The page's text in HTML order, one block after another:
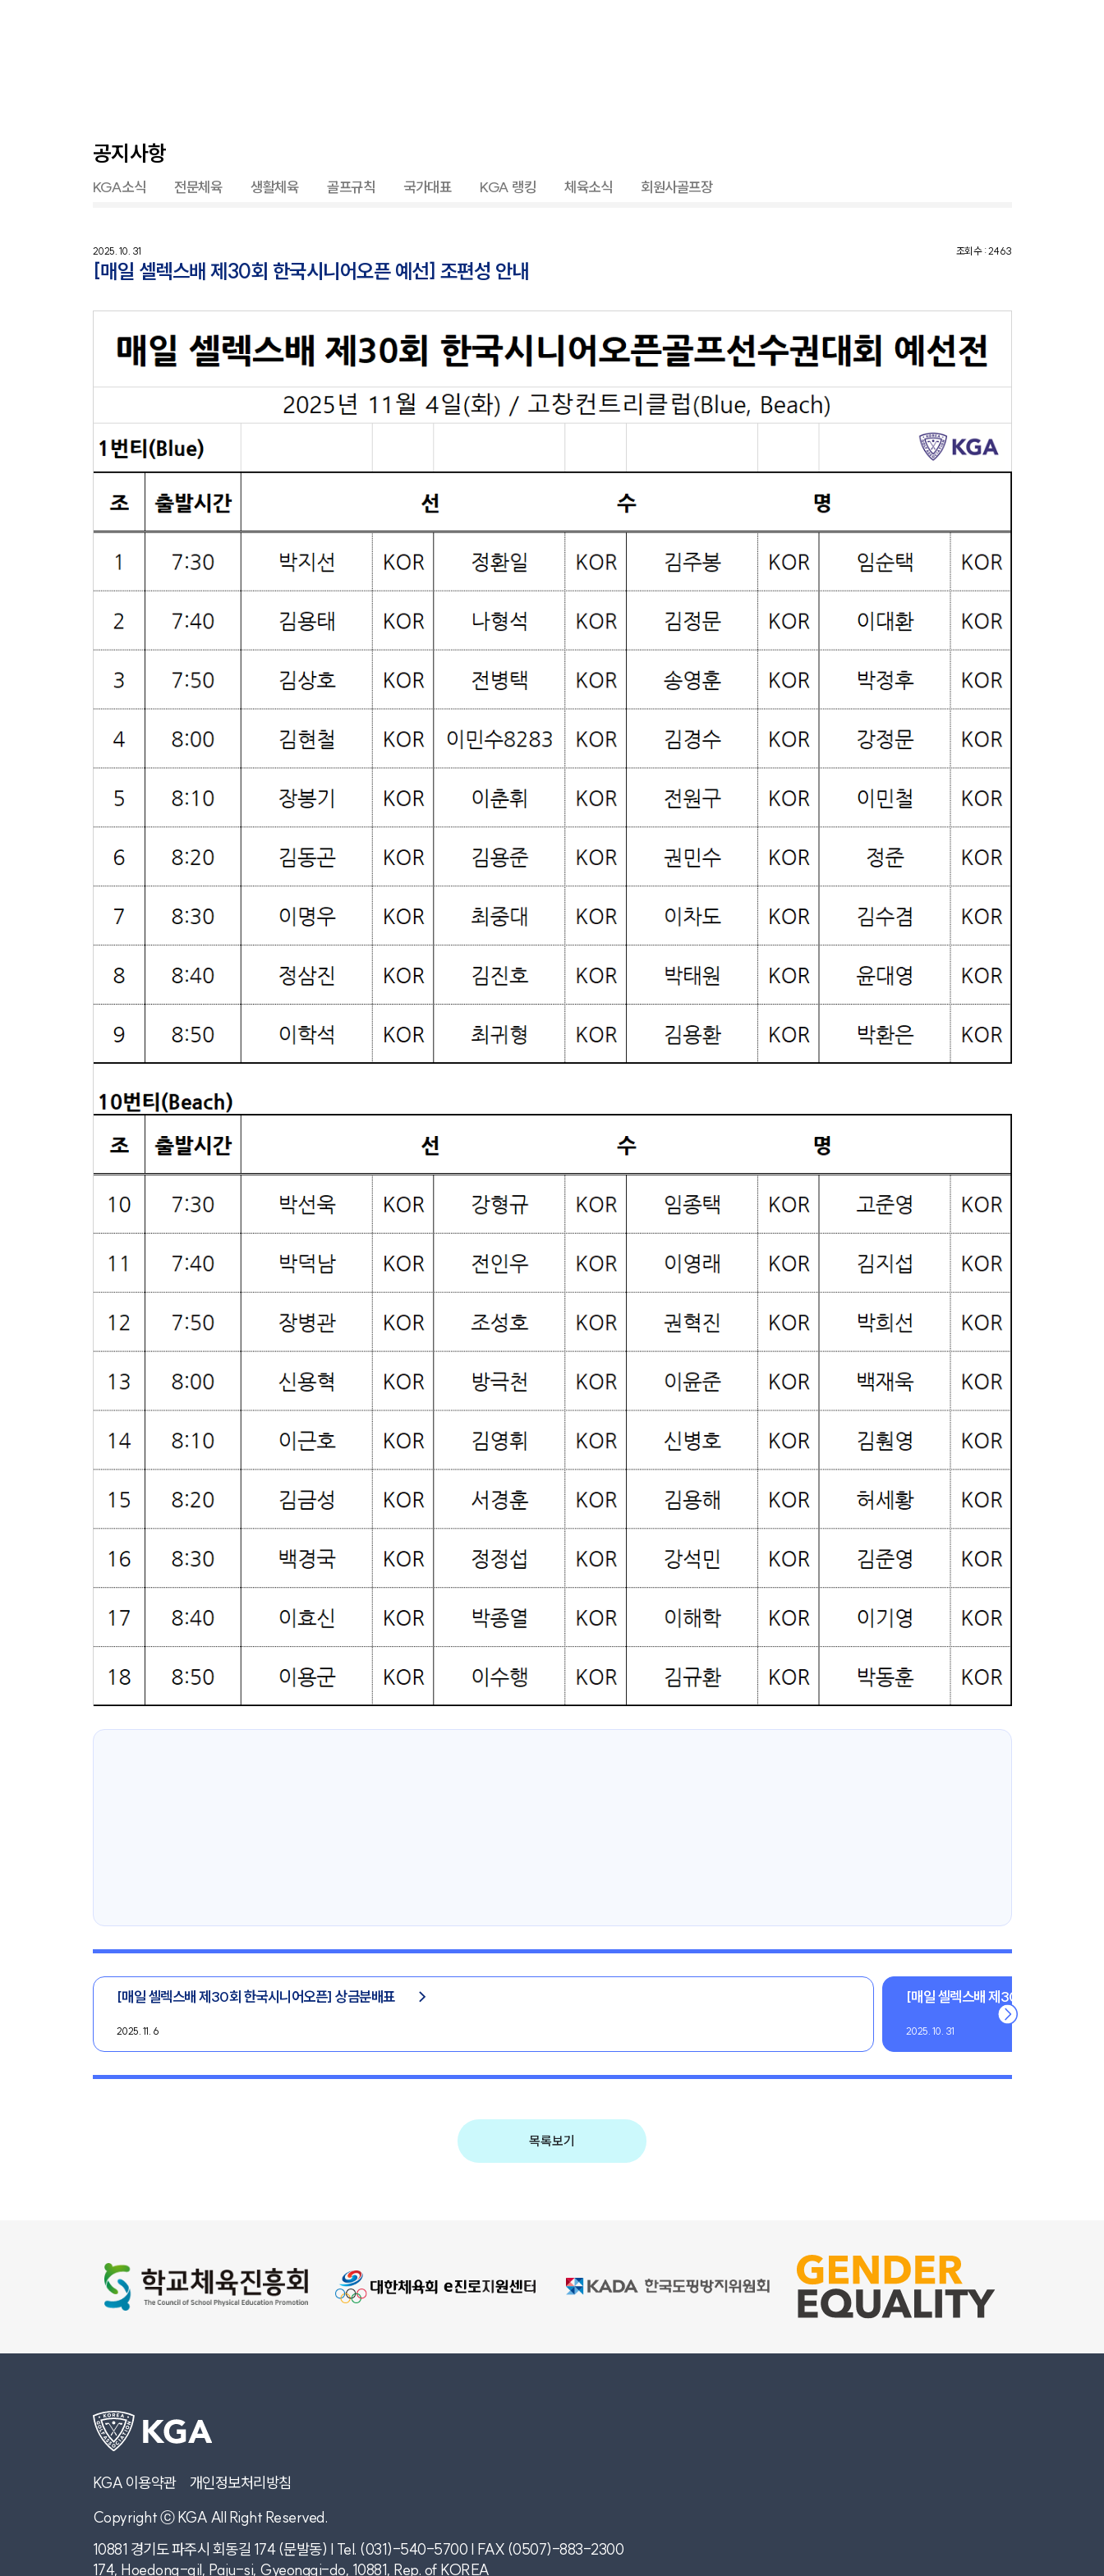
공지사항
KGA소식 전문체육 생활체육 골프규칙 국가대표 KGA 랭킹 체육소식 회원사골프장
2025. 10. 31 조회수 : 2463
[매일 셀렉스배 제30회 한국시니어오픈 예선] 조편성 안내
[매일 셀렉스배 제30회 한국시니어오픈] 상금분배표
2025. 11. 6
[매일 셀렉스배 제30회 한국시니어
2025. 10. 31
목록보기
KGA 이용약관
개인정보처리방침
Copyright ⓒ KGA All Right Reserved.
10881 경기도 파주시 회동길 174 (문발동) | Tel. (031)-540-5700 | FAX (0507)-883-2300
174, Hoedong-gil, Paju-si, Gyeonggi-do, 10881, Rep. of KOREA